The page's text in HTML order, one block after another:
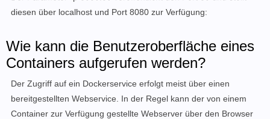
diesen über localhost und Port 8080 zur Verfügung:
Wie kann die Benutzeroberfläche eines
Containers aufgerufen werden?
Der Zugriff auf ein Dockerservice erfolgt meist über einen
bereitgestellten Webservice. In der Regel kann der von einem
Container zur Verfügung gestellte Webserver über den Browser